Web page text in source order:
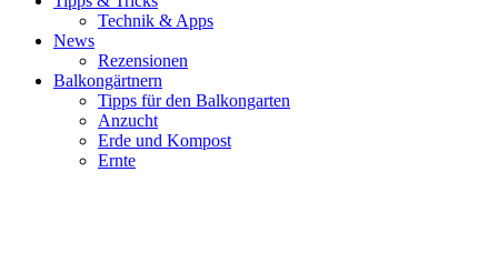
Technik & Apps
News
Rezensionen
Balkongärtnern
Tipps für den Balkongarten
Anzucht
Erde und Kompost
Ernte